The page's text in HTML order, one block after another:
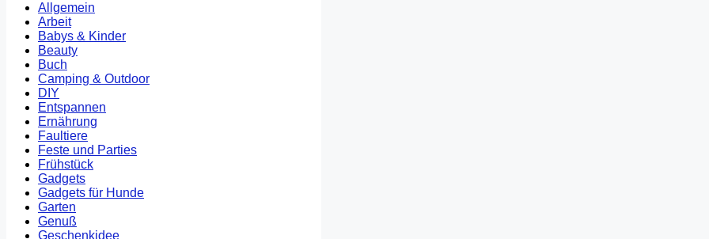
Allgemein
Arbeit
Babys & Kinder
Beauty
Buch
Camping & Outdoor
DIY
Entspannen
Ernährung
Faultiere
Feste und Parties
Frühstück
Gadgets
Gadgets für Hunde
Garten
Genuß
Geschenkidee